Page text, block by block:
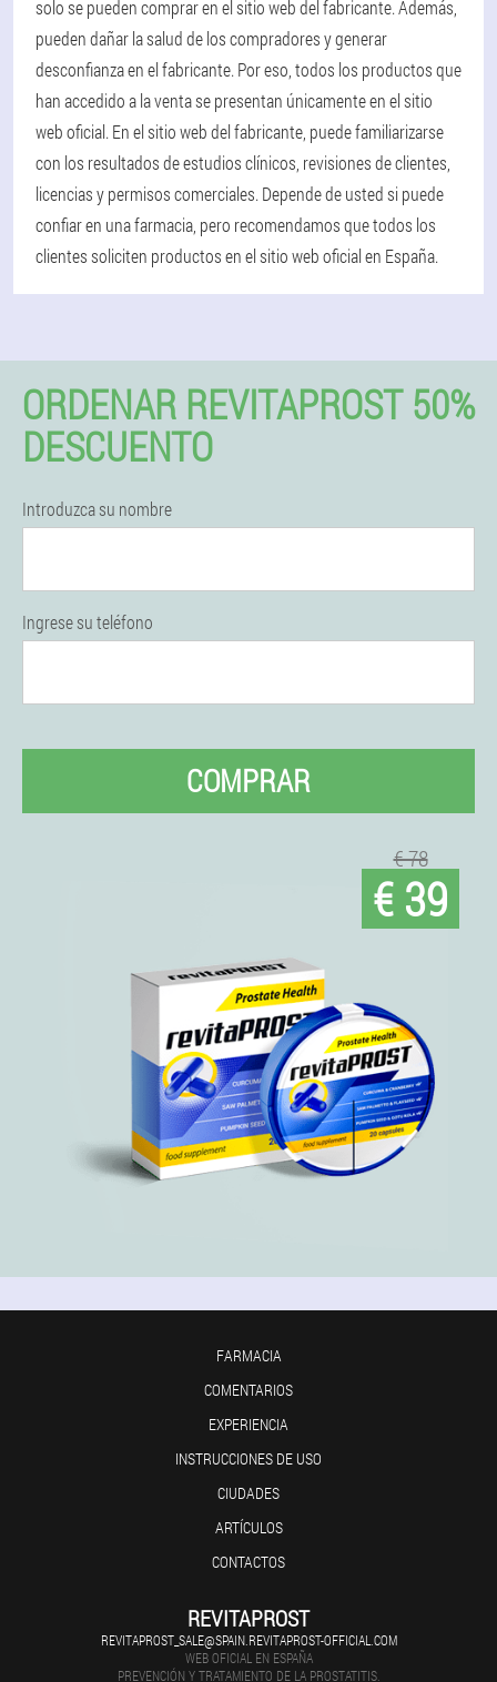
solo se pueden comprar en el sitio web del fabricante. Además,
pueden dañar la salud de los compradores y generar
desconfianza en el fabricante. Por eso, todos los productos que
han accedido a la venta se presentan únicamente en el sitio
web oficial. En el sitio web del fabricante, puede familiarizarse
con los resultados de estudios clínicos, revisiones de clientes,
licencias y permisos comerciales. Depende de usted si puede
confiar en una farmacia, pero recomendamos que todos los
clientes soliciten productos en el sitio web oficial en España.
ORDENAR REVITAPROST 50%
DESCUENTO
Introduzca su nombre
Ingrese su teléfono
COMPRAR
€ 78
€ 39
FARMACIA
COMENTARIOS
EXPERIENCIA
INSTRUCCIONES DE USO
CIUDADES
ARTÍCULOS
CONTACTOS
REVITAPROST
REVITAPROST_SALE@SPAIN.REVITAPROST-OFFICIAL.COM
WEB OFICIAL EN ESPAÑA
PREVENCIÓN Y TRATAMIENTO DE LA PROSTATITIS.